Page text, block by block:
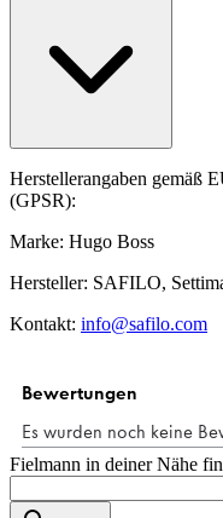
Herstellerangaben gemäß
(GPSR):
Marke: Hugo Boss
Hersteller: SAFILO,
Kontakt: info@safilo.com
Fielmann in deiner Nähe